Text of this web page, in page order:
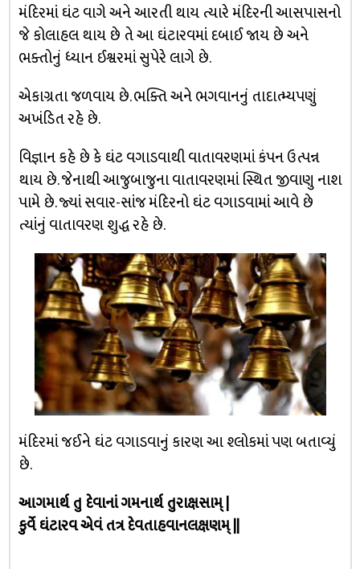
મંદિરમાં ઘંટ વાગે અને આરતી થાય ત્યારે મંદિરની આસપાસનો
જે કોલાહલ થાય છે તે આ ઘંટારવમાં દબાઈ જાય છે અને
ભક્તોનું ધ્યાન ઈશ્વરમાં સુપેરે લાગે છે.
એકાગ્રતા જળવાય છે. ભક્તિ અને ભગવાનનું તાદાત્મ્યપણું
અખંડિત રહે છે.
વિજ્ઞાન કહે છે કે ઘંટ વગાડવાથી વાતાવરણમાં કંપન ઉત્પન્ન
થાય છે. જેનાથી આજુબાજુના વાતાવરણમાં સ્થિત જીવાણુ નાશ
પામે છે. જ્યાં સવાર-સાંજ મંદિરનો ઘંટ વગાડવામાં આવે છે
ત્યાંનું વાતાવરણ શુદ્ધ રહે છે.
મંદિરમાં જઈને ઘંટ વગાડવાનું કારણ આ શ્લોકમાં પણ બતાવ્યું
છે.
આગમાર્થ તુ દેવાનાં ગમનાર્થ તુરાક્ષસામ્‌ |
કુર્વે ઘંટારવ એવં તત્ર દેવતાહવાનલક્ષણમ્‌ ||